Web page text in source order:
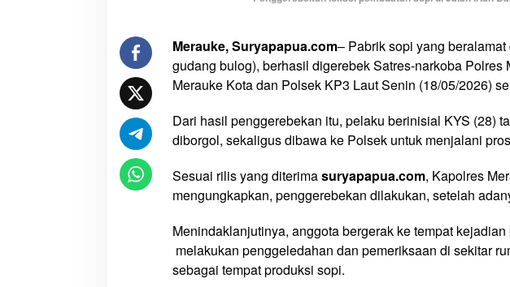
a
b
r
k
S
o
p
i
e
r
Merauke, Suryapapua.com– Pabrik sopi yang
gudang bulog), berhasil digerebek Satres-narkoba
Merauke Kota dan Polsek KP3 Laut Senin (18/05/2026)
Dari hasil penggerebekan itu, pelaku berinisial KYS (28)
diborgol, sekaligus dibawa ke Polsek untuk menjalani
Sesuai rilis yang diterimasuryapapua.com, Kapolres
mengungkapkan, penggerebekan dilakukan, setelah
Menindaklanjutinya, anggota bergerak ke tempat
melakukan penggeledahan dan pemeriksaan di sekitar
sebagai tempat produksi sopi.